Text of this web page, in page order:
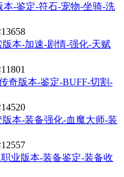
-鉴定-符石-宠物-坐骑-洗
本-加速-剧情-强化-天赋
奇版本-鉴定-BUFF-切割-
本-装备强化-血魔大师-装
业版本-装备鉴定-装备收